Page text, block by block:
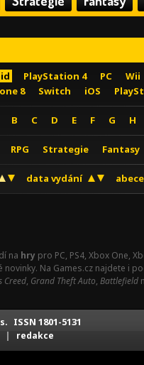
PlayStation 4 PC Wii
8
Switch iOS
B C D E F G H
RPG Strategie Fantasy
data vydání
na hry pro PC, PS4, Xbox One,
Na Games.cz najdete i
Creed, Grand Theft Auto, Battlefield
ISSN 1801-5131
| redakce